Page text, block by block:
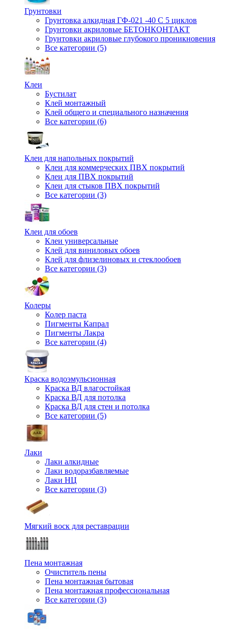
Грунтовки
Грунтовка алкидная ГФ-021 -40 С 5 циклов
Грунтовки акриловые БЕТОНКОНТАКТ
Грунтовки акриловые глубокого проникновения
Все категории (5)
Клеи
Бустилат
Клей монтажный
Клей общего и специального назначения
Все категории (6)
Клеи для напольных покрытий
Клеи для коммерческих ПВХ покрытий
Клеи для ПВХ покрытий
Клеи для стыков ПВХ покрытий
Все категории (3)
Клеи для обоев
Клеи универсальные
Клей для виниловых обоев
Клей для флизелиновых и стеклообоев
Все категории (3)
Колеры
Колер паста
Пигменты Капрал
Пигменты Лакра
Все категории (4)
Краска водоэмульсионная
Краска ВД влагостойкая
Краска ВД для потолка
Краска ВД для стен и потолка
Все категории (5)
Лаки
Лаки алкидные
Лаки водоразбавляемые
Лаки НЦ
Все категории (3)
Мягкий воск для реставрации
Пена монтажная
Очиститель пены
Пена монтажная бытовая
Пена монтажная профессиональная
Все категории (3)